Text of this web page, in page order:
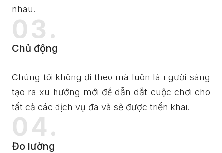
nhau.
03.
Chủ động
Chúng tôi không đi theo mà luôn là người sáng
tạo ra xu hướng mới để dẫn dắt cuộc chơi cho
tất cả các dịch vụ đã và sẽ được triển khai.
04.
Đo lường